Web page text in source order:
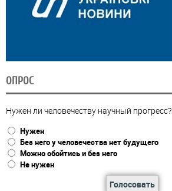
ОПРОС
Нужен ли человечеству научный прогресс?
Нужен
Без него у человечества нет будущего
Можно обойтись и без него
Не нужен
Голосовать